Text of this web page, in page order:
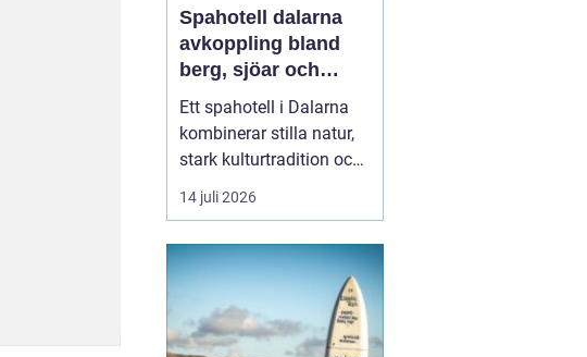
Spahotell dalarna
avkoppling bland
berg, sjöar och
historia
Ett spahotell i Dalarna
kombinerar stilla natur,
stark kulturtradition och
omtänksam service.
Många som reser hit
varmt bad. De vill andas
ut, sova gott, äta
vällagad mat och
samtidigt känna en
14 juli 2026